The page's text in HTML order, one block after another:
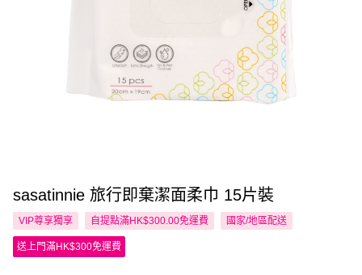
sasatinnie 旅行即棄潔面柔巾 15片裝
VIP尊享獨享 自提點滿HK$300.00免運費 國家/地區配送
送上門滿HK$300免運費